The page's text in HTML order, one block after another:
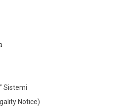
Sistemi
Notice)